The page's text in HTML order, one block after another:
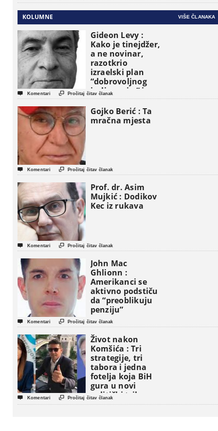
KOLUMNE VIŠE ČLANAKA
Gideon Levy :
Kako je tinejdžer,
a ne novinar,
razotkrio
izraelski plan
“dobrovoljnog
iseljavanja ” iz
Gaze
 Komentari  Pročitaj čitav članak
Gojko Berić : Ta
mračna mjesta
 Komentari  Pročitaj čitav članak
Prof. dr. Asim
Mujkić : Dodikov
Kec iz rukava
 Komentari  Pročitaj čitav članak
John Mac
Ghlionn :
Amerikanci se
aktivno podstiču
da “preoblikuju
penziju”
 Komentari  Pročitaj čitav članak
Život nakon
Komšića : Tri
strategije, tri
tabora i jedna
fotelja koja BiH
gura u novi
politički triler
 Komentari  Pročitaj čitav članak